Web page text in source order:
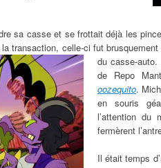
sa casse et se frottait déjà les
transaction, celle-ci fut
du casse-auto.
de Repo
oozequito.
en souris
l’attention du
fermèrent
Il était temps